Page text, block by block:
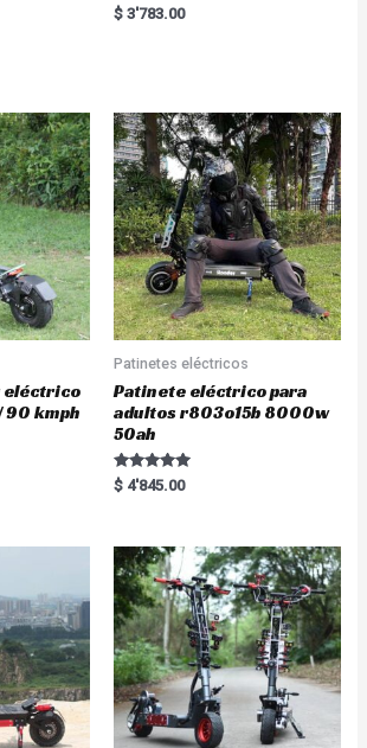
R
a
u
t
o
f
5
$ 3'783.00
eléctrico
90 kmph
Patinetes eléctricos
Patinete eléctrico para
adultos r803o15b 8000w
50ah
Rated
5.00
$ 4'845.00